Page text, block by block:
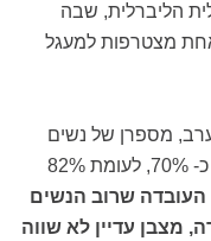
הליברלית, שבה
מצטרפות למעגל
מספרן של נשים
המשתתפות בכוח העבודה גבוה למדי - כ- 70%, לעומת 82%
שרוב הנשים
מצבן עדיין לא שווה